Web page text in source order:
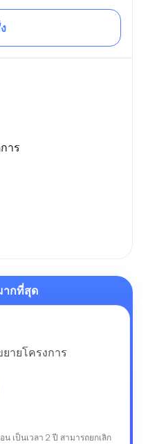
าร
ากที่สุด
ายโครงการ
น เป็นเวลา 2 ปี สามารถยกเลิก